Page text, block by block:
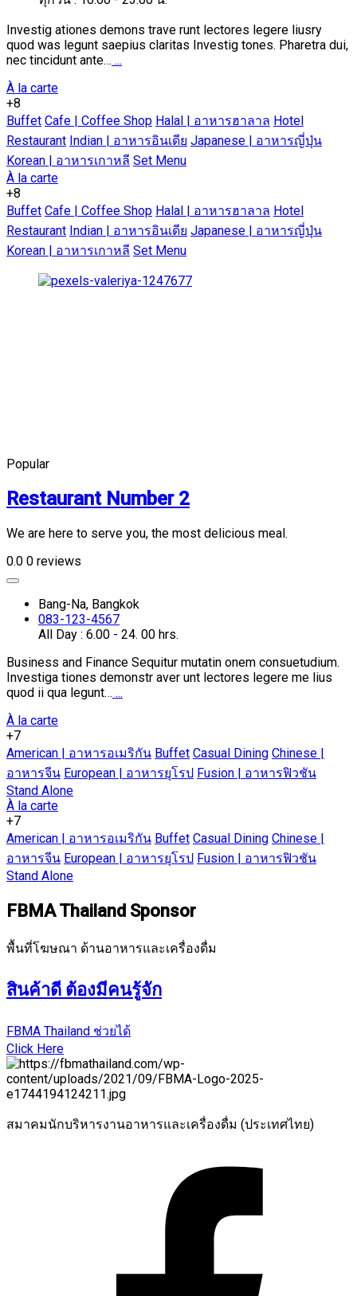
Investig ationes demons trave runt lectores legere liusry
quod was legunt saepius claritas Investig tones. Pharetra dui,
nec tincidunt ante… ...
À la carte
+8
Buffet Cafe | Coffee Shop Halal | อาหารฮาลาล Hotel
Restaurant Indian | อาหารอินเดีย Japanese | อาหารญี่ปุ่น
Korean | อาหารเกาหลี Set Menu
À la carte
+8
Buffet Cafe | Coffee Shop Halal | อาหารฮาลาล Hotel
Restaurant Indian | อาหารอินเดีย Japanese | อาหารญี่ปุ่น
Korean | อาหารเกาหลี Set Menu
Popular
Restaurant Number 2
We are here to serve you, the most delicious meal.
0.0 0 reviews
Bang-Na, Bangkok
083-123-4567
All Day : 6.00 - 24. 00 hrs.
Business and Finance Sequitur mutatin onem consuetudium.
Investiga tiones demonstr aver unt lectores legere me lius
quod ii qua legunt… ...
À la carte
+7
American | อาหารอเมริกัน Buffet Casual Dining Chinese |
อาหารจีน European | อาหารยุโรป Fusion | อาหารฟิวชัน
Stand Alone
À la carte
+7
American | อาหารอเมริกัน Buffet Casual Dining Chinese |
อาหารจีน European | อาหารยุโรป Fusion | อาหารฟิวชัน
Stand Alone
FBMA Thailand Sponsor
พื้นที่โฆษณา ด้านอาหารและเครื่องดื่ม
สินค้าดี ต้องมีคนรู้จัก
FBMA Thailand ช่วยได้
Click Here
สมาคมนักบริหารงานอาหารและเครื่องดื่ม (ประเทศไทย)